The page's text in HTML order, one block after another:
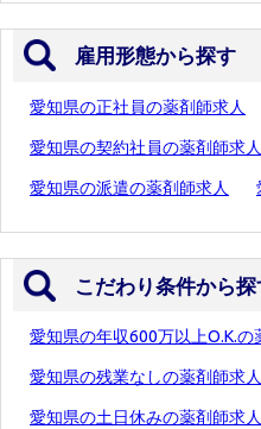
雇用形態から探す
愛知県の正社員の薬剤師求人
愛知県の契約社員の薬剤師求人
愛知県の派遣の薬剤師求人
こだわり条件から探
愛知県の年収600万以上O.K.の
愛知県の残業なしの薬剤師求人
愛知県の土日休みの薬剤師求人